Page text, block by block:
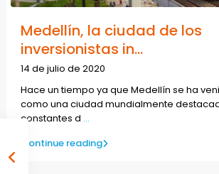
Medellín, la ciudad de los
inversionistas in...
14 de julio de 2020
Hace un tiempo ya que Medellín se ha
como una ciudad mundialmente
constantes d ...
Continue reading